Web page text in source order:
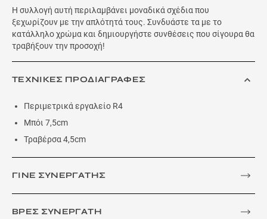
Η συλλογή αυτή περιλαμβάνει μοναδικά σχέδια που
ξεχωρίζουν με την απλότητά τους. Συνδυάστε τα με το
κατάλληλο χρώμα και δημιουργήστε συνθέσεις που σίγουρα θα
τραβήξουν την προσοχή!
ΤΕΧΝΙΚΕΣ ΠΡΟΔΙΑΓΡΑΦΕΣ
Περιμετρικά εργαλείο R4
Μπόι 7,5cm
Τραβέρσα 4,5cm
ΓΙΝΕ ΣΥΝΕΡΓΑΤΗΣ
ΒΡΕΣ ΣΥΝΕΡΓΑΤΗ